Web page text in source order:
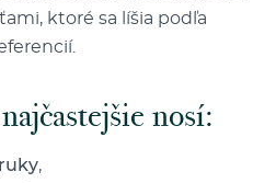
ktoré sa líšia podľa
nosí:
,